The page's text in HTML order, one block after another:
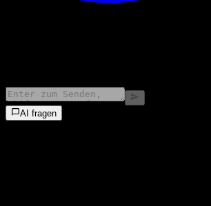
AI fragen